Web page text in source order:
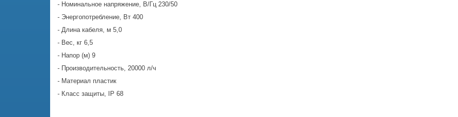
- Номинальное напряжение, В/Гц 230/50
- Энергопотребление, Вт 400
- Длина кабеля, м 5,0
- Вес, кг 6,5
- Напор (м) 9
- Производительность, 20000 л/ч
- Материал пластик
- Класс защиты, IP 68